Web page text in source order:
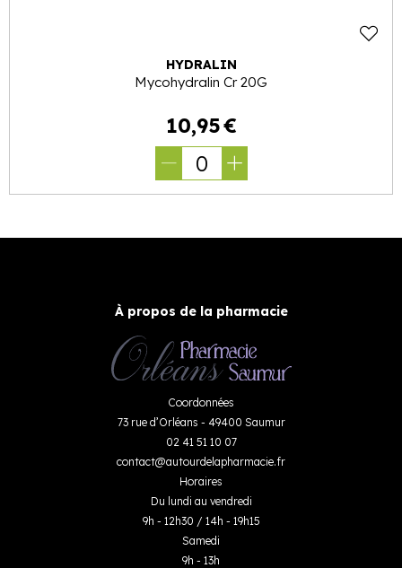
HYDRALIN
Mycohydralin Cr 20G
10,95€
0
À propos de la pharmacie
Coordonnées
73 rue d’Orléans - 49400 Saumur
02 41 51 10 07
contact@autourdelapharmacie.fr
Horaires
Du lundi au vendredi
9h - 12h30 / 14h - 19h15
Samedi
9h - 13h